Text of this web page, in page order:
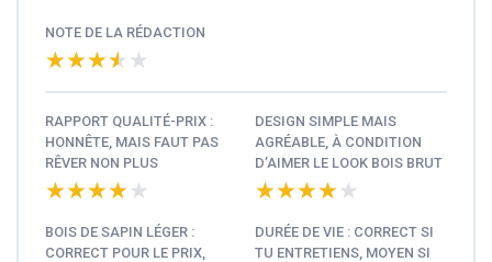
NOTE DE LA RÉDACTION
★★★★★
★★★★★
RAPPORT QUALITÉ-PRIX :
HONNÊTE, MAIS FAUT PAS
RÊVER NON PLUS
★★★★★
★★★★★
DESIGN SIMPLE MAIS
AGRÉABLE, À CONDITION
D’AIMER LE LOOK BOIS BRUT
★★★★★
★★★★★
BOIS DE SAPIN LÉGER :
CORRECT POUR LE PRIX,
DURÉE DE VIE : CORRECT SI
TU ENTRETIENS, MOYEN SI